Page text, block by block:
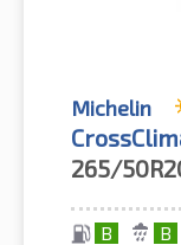
Michelin
265/
B B